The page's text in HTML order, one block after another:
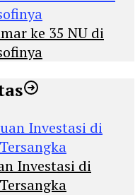
ke 35 NU di
Investasi di